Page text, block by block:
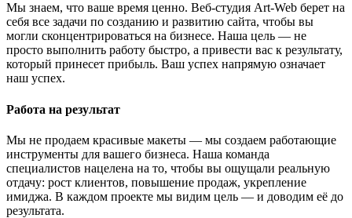
Мы знаем, что ваше время ценно. Веб-студия Art-Web берет на
себя все задачи по созданию и развитию сайта, чтобы вы
могли сконцентрироваться на бизнесе. Наша цель — не
просто выполнить работу быстро, а привести вас к результату,
который принесет прибыль. Ваш успех напрямую означает
наш успех.
Работа на результат
Мы не продаем красивые макеты — мы создаем работающие
инструменты для вашего бизнеса. Наша команда
специалистов нацелена на то, чтобы вы ощущали реальную
отдачу: рост клиентов, повышение продаж, укрепление
имиджа. В каждом проекте мы видим цель — и доводим её до
результата.